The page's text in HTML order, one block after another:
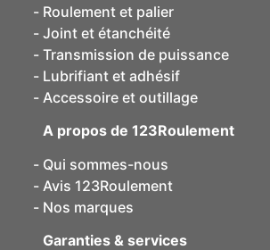
Roulement et palier
Joint et étanchéité
Transmission de puissance
Lubrifiant et adhésif
Accessoire et outillage
A propos de 123Roulement
Qui sommes-nous
Avis 123Roulement
Nos marques
Garanties & services